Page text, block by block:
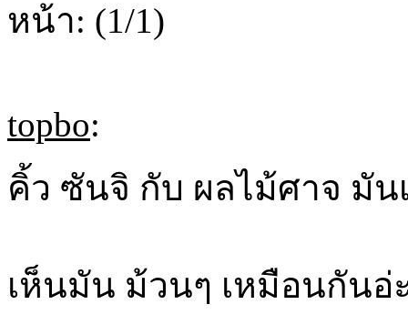
หน้า: (1/1)
topbo:
คิ้ว ซันจิ กับ ผลไม้ศาจ มัน
เห็นมัน ม้วนๆ เหมือนกันอ่